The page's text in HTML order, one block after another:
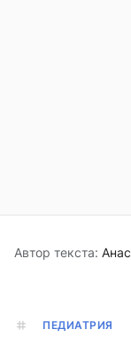
Автор текста:
ПЕДИАТРИЯ